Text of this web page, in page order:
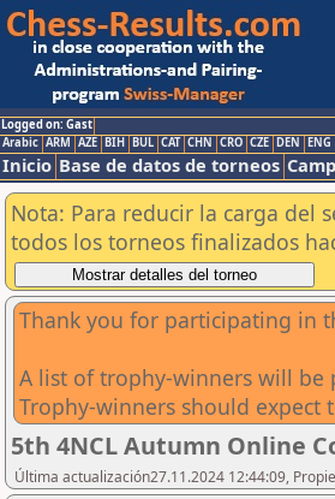
Logged on: Gast
Arabic ARM AZE BIH BUL CAT CHN CRO CZE DEN ENG
Inicio Base de datos de torneos
Nota: Para reducir la carga del
todos los torneos finalizados
Thank you for participating in
A list of trophy-winners will be
Trophy-winners should expect
5th 4NCL Autumn Online
Última actualización27.11.2024 12:44:09,